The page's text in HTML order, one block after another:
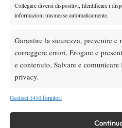
Collegare diversi dispositivi, Identificare i
informazioni trasmesse automaticamente.
Garantire la sicurezza, prevenire e
correggere errori, Erogare e
e contenuto, Salvare e comunicare
privacy.
Gestisci 1410 fornitori
Devi essereconnessoper inviare un
Masters 1000
ottiene il secondo
consecutivo